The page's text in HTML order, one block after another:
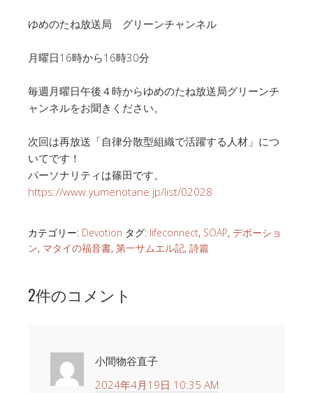
ゆめのたね放送局 グリーンチャンネル
月曜日16時から16時30分
毎週月曜日午後４時からゆめのたね放送局グリーンチ
ャンネルをお聞きください。
次回は再放送「自律分散型組織で活躍する人材」につ
いてです！
パーソナリティは篠田です。
https://www.yumenotane.jp/list/02028
カテゴリー: Devotion タグ: lifeconnect, SOAP, デボーショ
ン, マタイの福音書, 第一サムエル記, 詩篇
2件のコメント
小間物谷直子
2024年4月19日 10:35 AM